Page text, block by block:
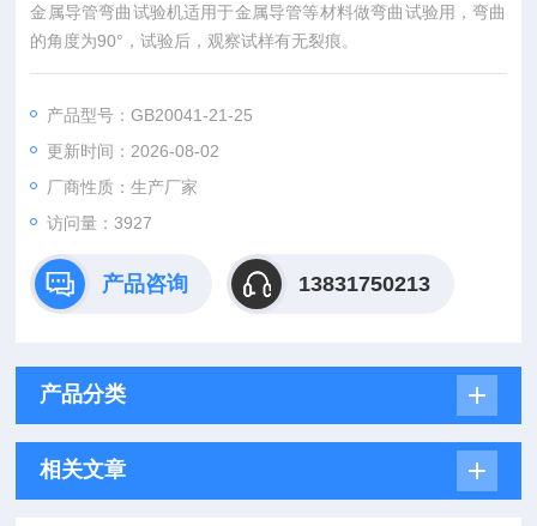
金属导管弯曲试验机适用于金属导管等材料做弯曲试验用，弯曲
的角度为90°，试验后，观察试样有无裂痕。
产品型号：GB20041-21-25
更新时间：2026-08-02
厂商性质：生产厂家
访问量：3927
产品咨询 13831750213
产品分类
相关文章